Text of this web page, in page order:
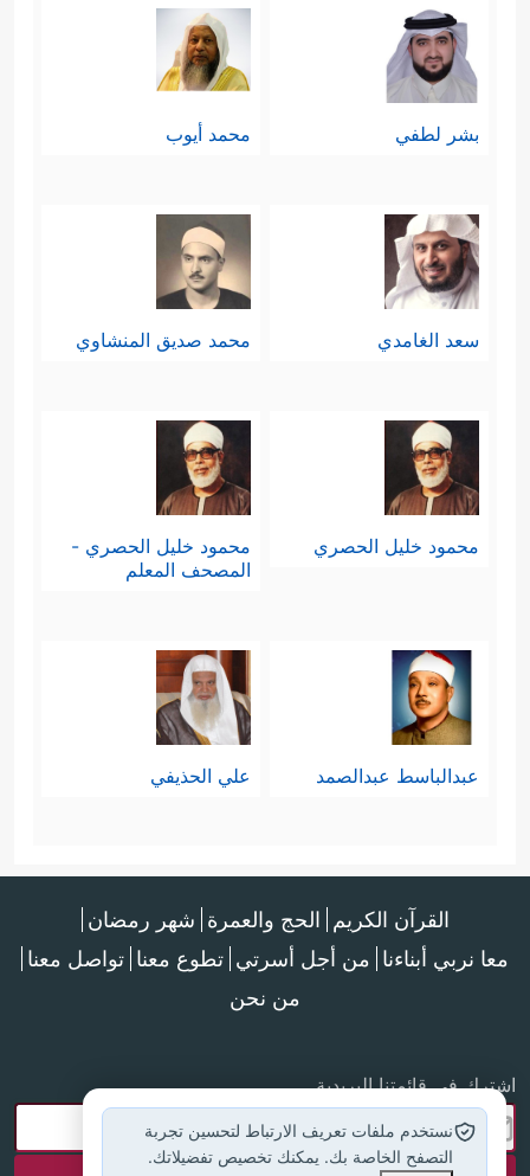
بشر لطفي محمد أيوب
سعد الغامدي محمد صديق المنشاوي
محمود خليل الحصري
محمود خليل الحصري -
المصحف المعلم
عبدالباسط عبدالصمد علي الحذيفي
القرآن الكريم الحج والعمرة شهر رمضان
معا نربي أبناءنا من أجل أسرتي تطوع معنا تواصل معنا
من نحن
اشترك في قائمتنا البريدية
نستخدم ملفات تعريف الارتباط لتحسين تجربة
التصفح الخاصة بك. يمكنك تخصيص تفضيلاتك.